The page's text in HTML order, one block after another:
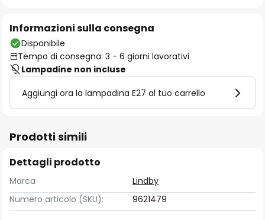
Informazioni sulla consegna
Disponibile
Tempo di consegna: 3 - 6 giorni lavorativi
Lampadine non incluse
Aggiungi ora la lampadina E27 al tuo carrello
Prodotti simili
Dettagli prodotto
Marca
Lindby
Numero articolo (SKU):
9621479